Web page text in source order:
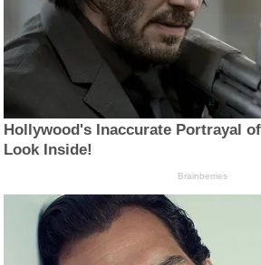
Hollywood's Inaccurate Portrayal
Look Inside!
Brainberries